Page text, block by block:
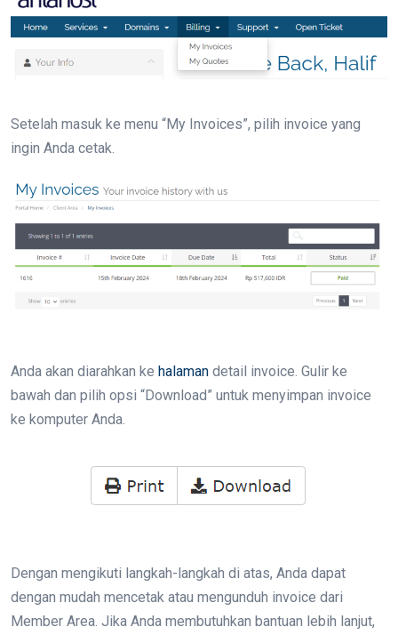
Setelah masuk ke menu “My Invoices”, pilih invoice yang
ingin Anda cetak.
Anda akan diarahkan ke halaman detail invoice. Gulir ke
bawah dan pilih opsi “Download” untuk menyimpan invoice
ke komputer Anda.
Dengan mengikuti langkah-langkah di atas, Anda dapat
dengan mudah mencetak atau mengunduh invoice dari
Member Area. Jika Anda membutuhkan bantuan lebih lanjut,